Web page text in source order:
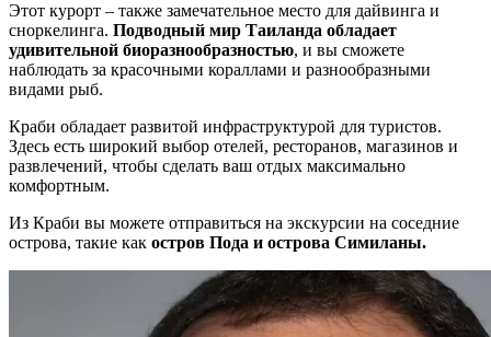
Этот курорт – также замечательное место для дайвинга и
сноркелинга. Подводный мир Таиланда обладает
удивительной биоразнообразностью, и вы сможете
наблюдать за красочными кораллами и разнообразными
видами рыб.
Краби обладает развитой инфраструктурой для туристов.
Здесь есть широкий выбор отелей, ресторанов, магазинов и
развлечений, чтобы сделать ваш отдых максимально
комфортным.
Из Краби вы можете отправиться на экскурсии на соседние
острова, такие как остров Пода и острова Симиланы.